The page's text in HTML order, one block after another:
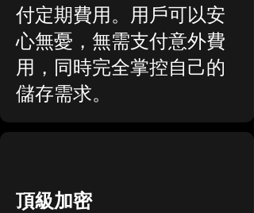
付定期費用。用戶可以安
心無憂，無需支付意外費
用，同時完全掌控自己的
儲存需求。
頂級加密